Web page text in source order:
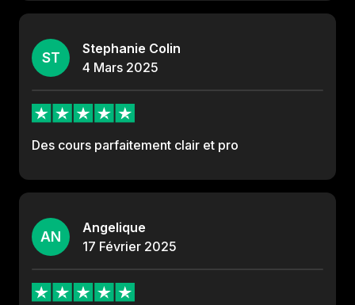
ST
Stephanie Colin
4 Mars 2025
Des cours parfaitement clair et pro
AN
Angelique
17 Février 2025